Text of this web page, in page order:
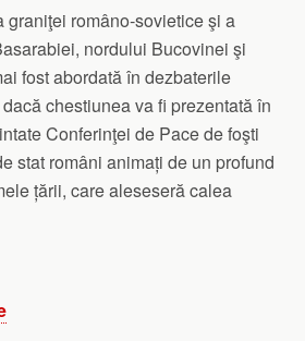
româno‑sovietice şi a
nordului Bucovinei şi
fost abordată în dezbaterile
chestiunea va fi prezentată în
Conferinţei de Pace de foşti
stat români animați de un profund
țării, care aleseseră calea